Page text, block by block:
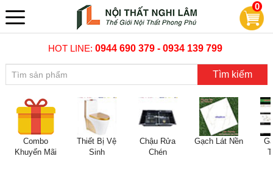
0
HOT LINE:0944 690 379 - 0934 139 799
Tìm kiếm
Combo
Khuyến Mãi
Thiết Bị Vệ
Sinh
Chậu Rửa
Chén
Gạch Lát Nền